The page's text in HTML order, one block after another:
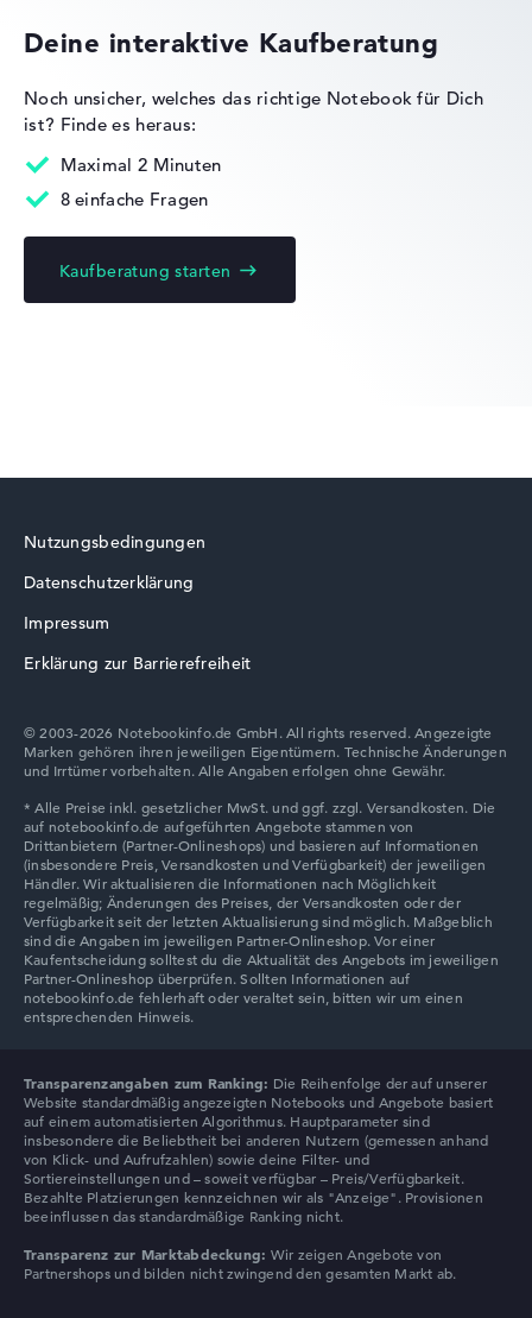
Lenovo Legion
Lenovo LOQ
Lenovo V
Deine interaktive Kaufberatung
Noch unsicher, welches das richtige Notebook für Dich
ist? Finde es heraus:
Maximal 2 Minuten
8 einfache Fragen
Kaufberatung starten
Nutzungsbedingungen
Datenschutzerklärung
Impressum
Erklärung zur Barrierefreiheit
© 2003-2026 Notebookinfo.de GmbH. All rights reserved. Angezeigte
Marken gehören ihren jeweiligen Eigentümern. Technische Änderungen
und Irrtümer vorbehalten. Alle Angaben erfolgen ohne Gewähr.
Transparenzangaben zum Ranking: Die Reihenfolge der auf unserer
Website standardmäßig angezeigten Notebooks und Angebote basiert
auf einem automatisierten Algorithmus. Hauptparameter sind
insbesondere die Beliebtheit bei anderen Nutzern (gemessen anhand
von Klick- und Aufrufzahlen) sowie deine Filter- und
Sortiereinstellungen und – soweit verfügbar – Preis/Verfügbarkeit.
Bezahlte Platzierungen kennzeichnen wir als "Anzeige". Provisionen
beeinflussen das standardmäßige Ranking nicht.
Transparenz zur Marktabdeckung: Wir zeigen Angebote von
Partnershops und bilden nicht zwingend den gesamten Markt ab.